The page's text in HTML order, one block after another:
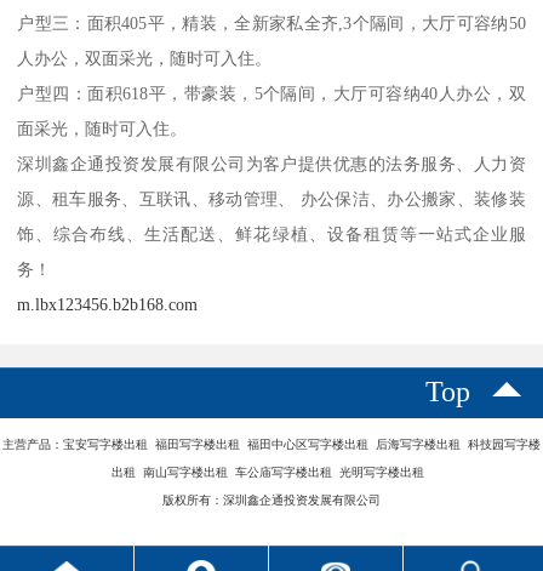
户型三：面积405平，精装，全新家私全齐,3个隔间，大厅可容纳50
人办公，双面采光，随时可入住。
户型四：面积618平，带豪装，5个隔间，大厅可容纳40人办公，双
面采光，随时可入住。
深圳鑫企通投资发展有限公司为客户提供优惠的法务服务、人力资
源、租车服务、互联讯、移动管理、 办公保洁、办公搬家、装修装
饰、综合布线、生活配送、鲜花绿植、设备租赁等一站式企业服
务！
m.lbx123456.b2b168.com
Top
主营产品：宝安写字楼出租 福田写字楼出租 福田中心区写字楼出租 后海写字楼出租 科技园写字楼
出租 南山写字楼出租 车公庙写字楼出租 光明写字楼出租
版权所有：深圳鑫企通投资发展有限公司